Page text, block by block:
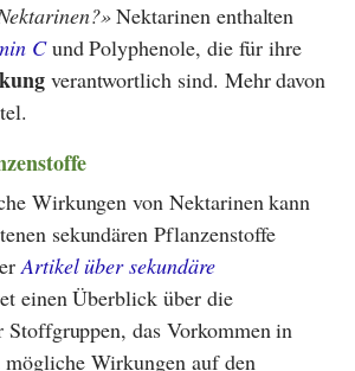
Nektarinen enthalten
Cund Polyphenole, die für ihre
verantwortlich sind. Mehr davon
Wirkungen von Nektarinen kann
sekundären Pflanzenstoffe
Artikel über sekundäre
einen Überblick über die
das Vorkommen in
Wirkungen auf den